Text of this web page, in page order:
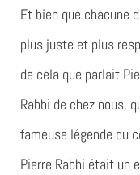
Et bien que chacune
plus juste et plus
de cela que parlait
Rabbi de chez nous,
fameuse légende du
Pierre Rabhi était un